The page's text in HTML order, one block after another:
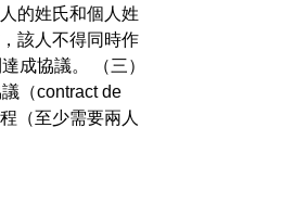
的姓氏和個人姓
該人不得同時作
成協議。 （三）
（contract de
（至少需要兩人